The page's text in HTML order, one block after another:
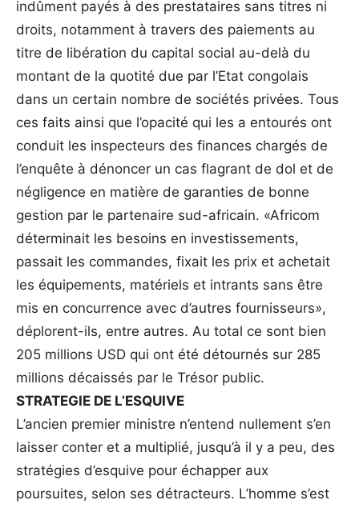
indûment payés à des prestataires sans titres ni
droits, notamment à travers des paiements au
titre de libération du capital social au-delà du
montant de la quotité due par l’Etat congolais
dans un certain nombre de sociétés privées. Tous
ces faits ainsi que l’opacité qui les a entourés ont
conduit les inspecteurs des finances chargés de
l’enquête à dénoncer un cas flagrant de dol et de
négligence en matière de garanties de bonne
gestion par le partenaire sud-africain. «Africom
déterminait les besoins en investissements,
passait les commandes, fixait les prix et achetait
les équipements, matériels et intrants sans être
mis en concurrence avec d’autres fournisseurs»,
déplorent-ils, entre autres. Au total ce sont bien
205 millions USD qui ont été détournés sur 285
millions décaissés par le Trésor public.
STRATEGIE DE L’ESQUIVE
L’ancien premier ministre n’entend nullement s’en
laisser conter et a multiplié, jusqu’à il y a peu, des
stratégies d’esquive pour échapper aux
poursuites, selon ses détracteurs. L’homme s’est